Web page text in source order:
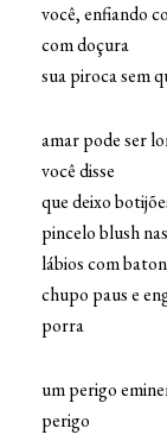
você, enfiando
com doçura
sua piroca sem
amar pode ser
você disse
que deixo
pincelo blush
lábios com
chupo paus e
porra
um perigo
perigo